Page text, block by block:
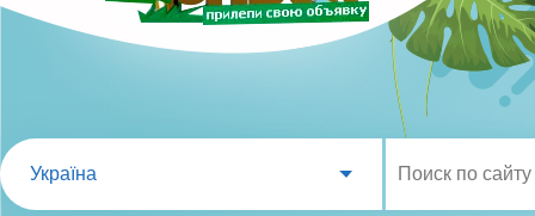
Україна